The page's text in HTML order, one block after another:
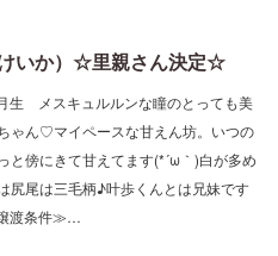
いか）☆里親さん決定☆
生 メスキュルルンな瞳のとっても美
ゃん♡マイペースな甘えん坊。いつの
と傍にきて甘えてます(*´ω｀)白が多め
尻尾は三毛柄♪叶歩くんとは兄妹です
渡条件≫…